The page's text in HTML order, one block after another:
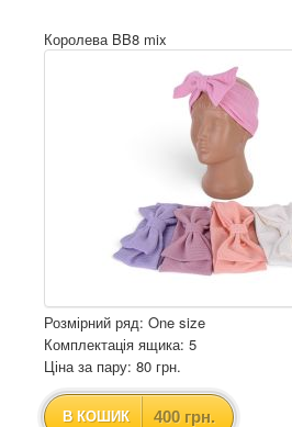
Королева BB8 mix
Розмірний ряд: One size
Комплектація ящика: 5
Ціна за пару: 80 грн.
В КОШИК 400 грн.